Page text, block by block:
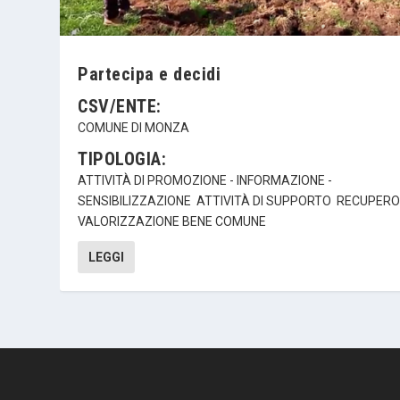
Partecipa e decidi
CSV/ENTE:
COMUNE DI MONZA
TIPOLOGIA:
ATTIVITÀ DI PROMOZIONE - INFORMAZIONE -
SENSIBILIZZAZIONE ATTIVITÀ DI SUPPORTO
VALORIZZAZIONE BENE COMUNE
LEGGI